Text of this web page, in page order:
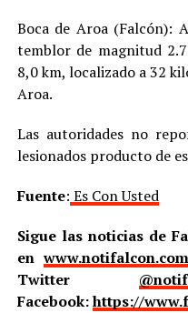
Boca de Aroa (Falcón):
temblor de magnitud
8,0 km, localizado a 32
Aroa.
Las autoridades no
lesionados producto de
Fuente: Es Con Usted
Sigue las noticias de
enwww.notifalcon.com
Twitter
Facebook:https://